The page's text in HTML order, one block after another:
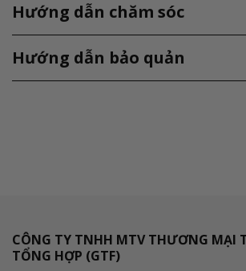
Hướng dẫn chăm sóc
Hướng dẫn bảo quản
CÔNG TY TNHH MTV THƯƠNG MẠI
TỔNG HỢP (GTF)